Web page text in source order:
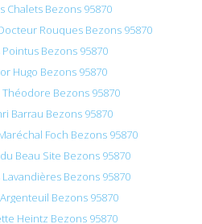
Chalets Bezons 95870
Rouques Bezons 95870
Bezons 95870
Hugo Bezons 95870
Bezons 95870
Barrau Bezons 95870
Foch Bezons 95870
Beau Site Bezons 95870
Bezons 95870
Bezons 95870
Heintz Bezons 95870